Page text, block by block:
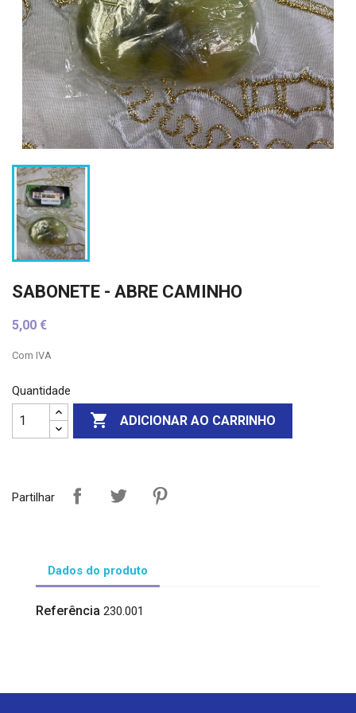
SABONETE - ABRE CAMINHO
5,00 €
Com IVA
Quantidade
 ADICIONAR AO CARRINHO
Partilhar
Dados do produto
Referência 230.001